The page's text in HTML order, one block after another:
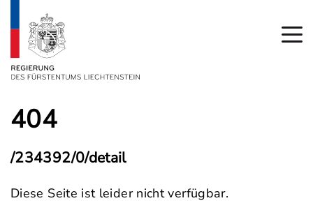
404
/234392/0/detail
Diese Seite ist leider nicht verfügbar.